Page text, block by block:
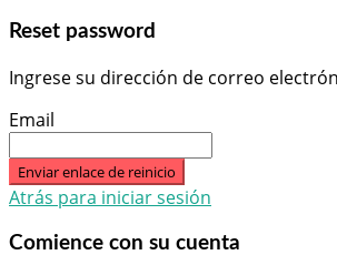
Reset password
Ingrese su dirección de correo
Email
Enviar enlace de reinicio
Atrás para iniciar sesión
Comience con su cuenta